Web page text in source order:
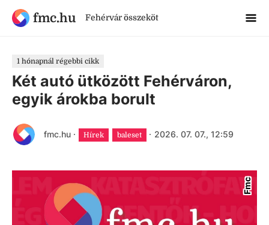
fmc.hu Fehérvár összeköt
1 hónapnál régebbi cikk
Két autó ütközött Fehérváron,
egyik árokba borult
fmc.hu · Hírek baleset · 2026. 07. 07., 12:59
Fmc